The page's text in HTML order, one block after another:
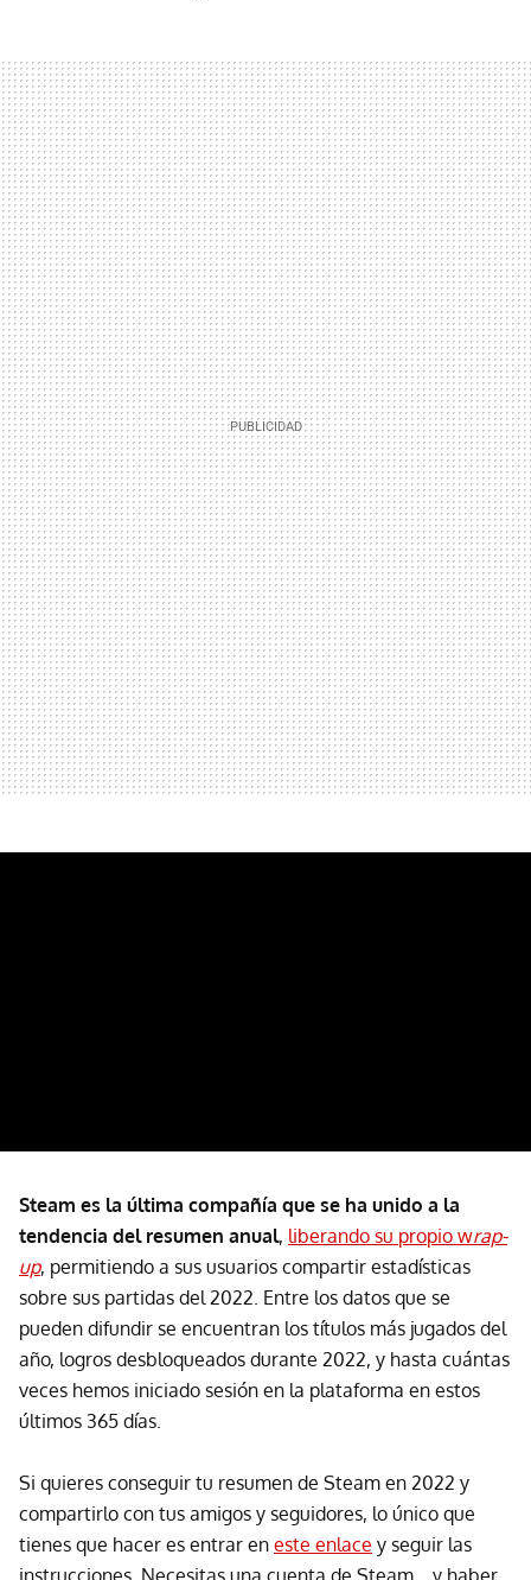
Steam es la última compañía que se ha unido a la
tendencia del resumen anual, liberando su propio wrap-
up, permitiendo a sus usuarios compartir estadísticas
sobre sus partidas del 2022. Entre los datos que se
pueden difundir se encuentran los títulos más jugados del
año, logros desbloqueados durante 2022, y hasta cuántas
veces hemos iniciado sesión en la plataforma en estos
últimos 365 días.
Si quieres conseguir tu resumen de Steam en 2022 y
compartirlo con tus amigos y seguidores, lo único que
tienes que hacer es entrar en este enlace y seguir las
instrucciones. Necesitas una cuenta de Steam... y haber